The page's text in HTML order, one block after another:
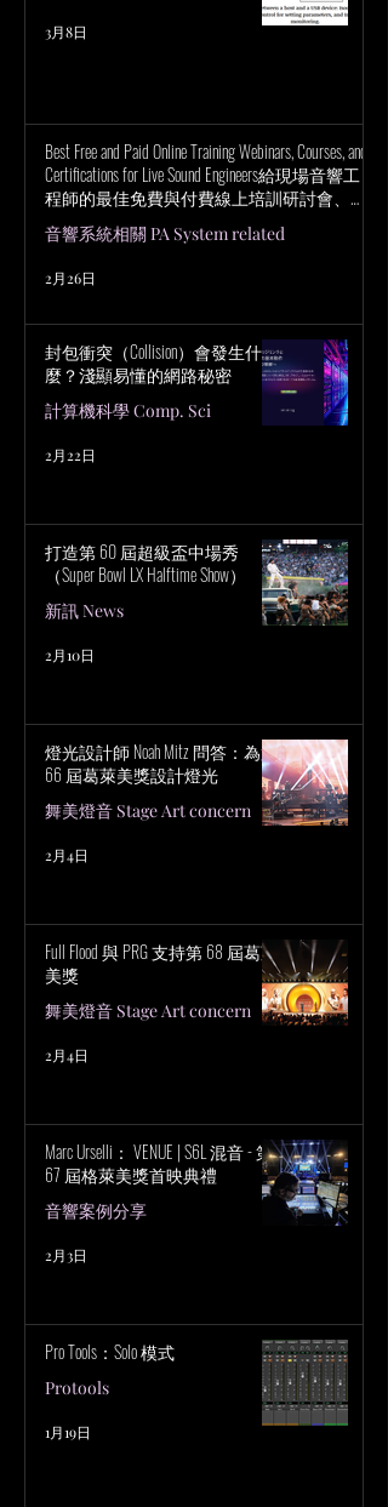
3月8日
Best Free and Paid Online Training Webinars, Courses, and
Certifications for Live Sound Engineers給現場音響工
程師的最佳免費與付費線上培訓研討會、課
程與認證
音響系統相關 PA System related
2月26日
封包衝突（Collision）會發生什
麼？淺顯易懂的網路秘密
計算機科學 Comp. Sci
2月22日
打造第 60 屆超級盃中場秀
（Super Bowl LX Halftime Show）
新訊 News
2月10日
燈光設計師 Noah Mitz 問答：為第
66 屆葛萊美獎設計燈光
舞美燈音 Stage Art concern
2月4日
Full Flood 與 PRG 支持第 68 屆葛萊
美獎
舞美燈音 Stage Art concern
2月4日
Marc Urselli： VENUE | S6L 混音 - 第
67 屆格萊美獎首映典禮
音響案例分享
2月3日
Pro Tools：Solo 模式
Protools
1月19日